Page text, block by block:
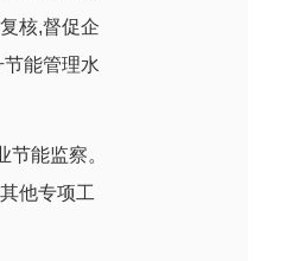
核,督促企
能管理水
节能监察。
他专项工